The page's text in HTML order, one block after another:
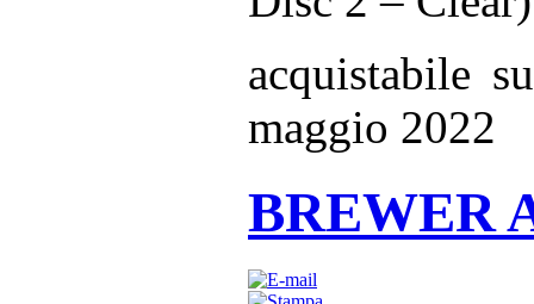
acquistabile
maggio 2022
BREWER